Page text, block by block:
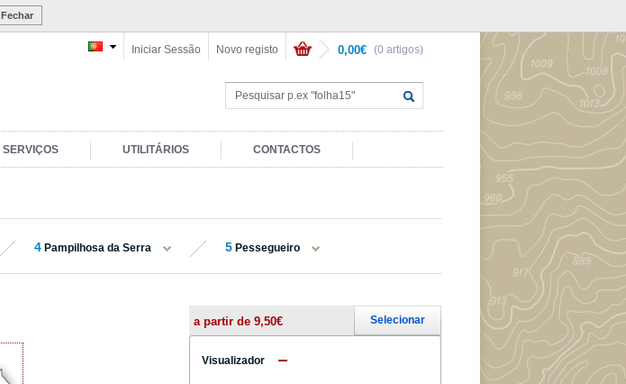
Fechar
(0 artigos)
0,00€
Novo registo
Iniciar Sessão
SERVIÇOS UTILITÁRIOS CONTACTOS
4 Pampilhosa da Serra 5 Pessegueiro
a partir de 9,50€ Selecionar
Visualizador